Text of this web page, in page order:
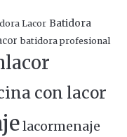
Lacor Batidora
batidora profesional
con lacor
lacormenaje